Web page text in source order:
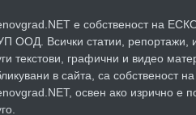
е собственост на
ООД. Всички статии, репортажи,
текстови, графични и видео
в сайта, са собственост на
освен ако изрично е